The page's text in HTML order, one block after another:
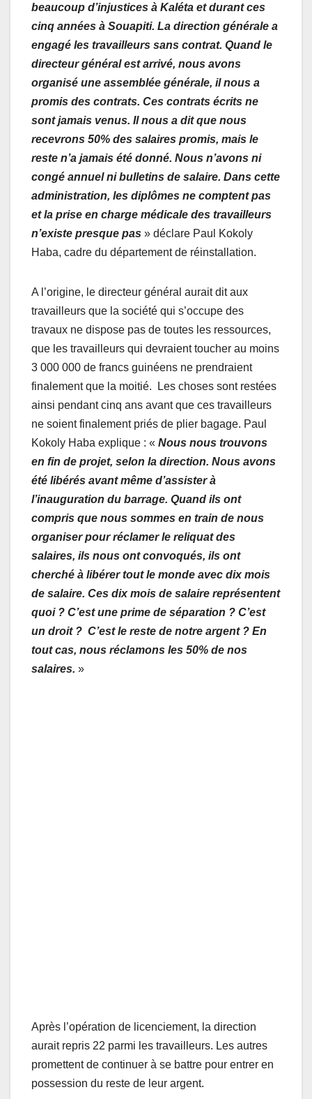
beaucoup d’injustices à Kaléta et durant ces
cinq années à Souapiti. La direction générale a
engagé les travailleurs sans contrat. Quand le
directeur général est arrivé, nous avons
organisé une assemblée générale, il nous a
promis des contrats. Ces contrats écrits ne
sont jamais venus. Il nous a dit que nous
recevrons 50% des salaires promis, mais le
reste n’a jamais été donné. Nous n’avons ni
congé annuel ni bulletins de salaire. Dans cette
administration, les diplômes ne comptent pas
et la prise en charge médicale des travailleurs
n’existe presque pas » déclare Paul Kokoly
Haba, cadre du département de réinstallation.
A l’origine, le directeur général aurait dit aux
travailleurs que la société qui s’occupe des
travaux ne dispose pas de toutes les ressources,
que les travailleurs qui devraient toucher au moins
3 000 000 de francs guinéens ne prendraient
finalement que la moitié. Les choses sont restées
ainsi pendant cinq ans avant que ces travailleurs
ne soient finalement priés de plier bagage. Paul
Kokoly Haba explique : « Nous nous trouvons
en fin de projet, selon la direction. Nous avons
été libérés avant même d’assister à
l’inauguration du barrage. Quand ils ont
compris que nous sommes en train de nous
organiser pour réclamer le reliquat des
salaires, ils nous ont convoqués, ils ont
cherché à libérer tout le monde avec dix mois
de salaire. Ces dix mois de salaire représentent
quoi ? C’est une prime de séparation ? C’est
un droit ? C’est le reste de notre argent ? En
tout cas, nous réclamons les 50% de nos
salaires. »
Après l’opération de licenciement, la direction
aurait repris 22 parmi les travailleurs. Les autres
promettent de continuer à se battre pour entrer en
possession du reste de leur argent.